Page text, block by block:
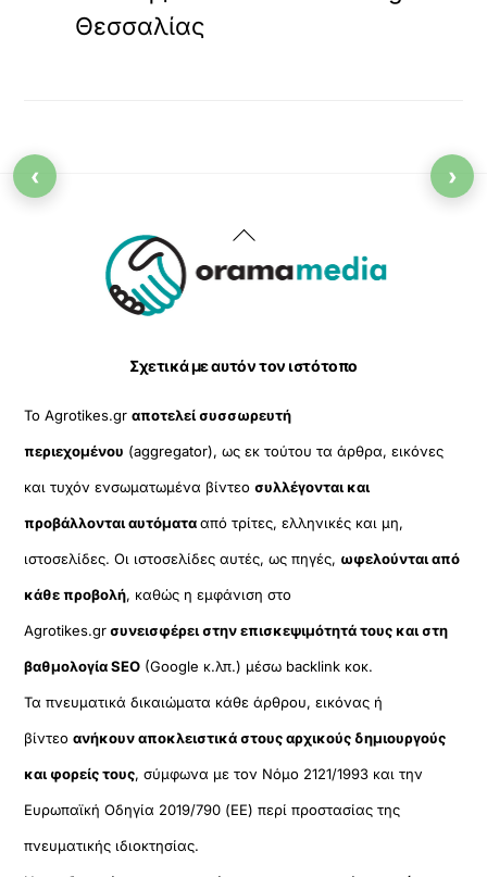
Θεσσαλίας
Back
To
Σχετικά με αυτόν τον ιστότοπο
Το Agrotikes.grαποτελεί συσσωρευτή
περιεχομένου (aggregator), ως εκ τούτου τα άρθρα, εικόνες
και τυχόν ενσωματωμένα βίντεοσυλλέγονται και
προβάλλονται αυτόματααπό τρίτες, ελληνικές και μη,
ιστοσελίδες. Οι ιστοσελίδες αυτές, ως πηγές, ωφελούνται από
κάθε προβολή, καθώς η εμφάνιση στο
Agrotikes.grσυνεισφέρει στην επισκεψιμότητά τους και στη
βαθμολογία SEO (Google κ.λπ.) μέσω backlink κοκ.
Τα πνευματικά δικαιώματα κάθε άρθρου, εικόνας ή
βίντεοανήκουν αποκλειστικά στους αρχικούς δημιουργούς
και φορείς τους, σύμφωνα με τον Νόμο 2121/1993 και την
Ευρωπαϊκή Οδηγία 2019/790 (ΕΕ) περί προστασίας της
πνευματικής ιδιοκτησίας.
‹ ›